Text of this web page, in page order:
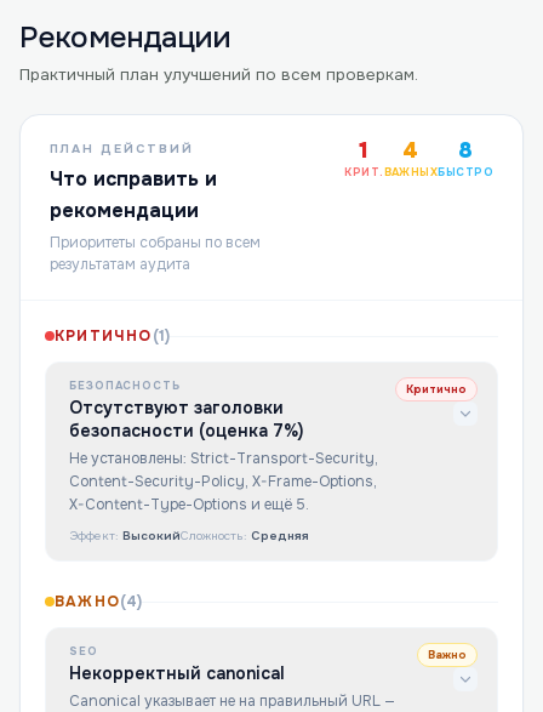
Рекомендации
Практичный план улучшений по всем проверкам.
ПЛАН ДЕЙСТВИЙ
Что исправить и
рекомендации
Приоритеты собраны по всем
результатам аудита
1
КРИТ.
4
ВАЖНЫХ
8
БЫСТРО
КРИТИЧНО(1)
БЕЗОПАСНОСТЬ
Отсутствуют заголовки
безопасности (оценка 7%)
Не установлены: Strict-Transport-Security,
Content-Security-Policy, X-Frame-Options,
X-Content-Type-Options и ещё 5.
Критично
Эффект: ВысокийСложность: Средняя
ВАЖНО(4)
SEO
Некорректный canonical
Canonical указывает не на правильный URL —
Важно